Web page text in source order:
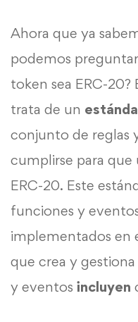
Ahora que ya
podemos
token sea ERC-20?
trata de un
conjunto de reglas
cumplirse para que
ERC-20. Este
funciones y
implementados en
que crea y
y eventos incluyen